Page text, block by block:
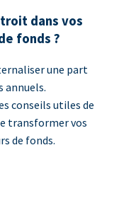
dans vos
fonds ?
une part
annuels.
conseils utiles de
transformer vos
de fonds.